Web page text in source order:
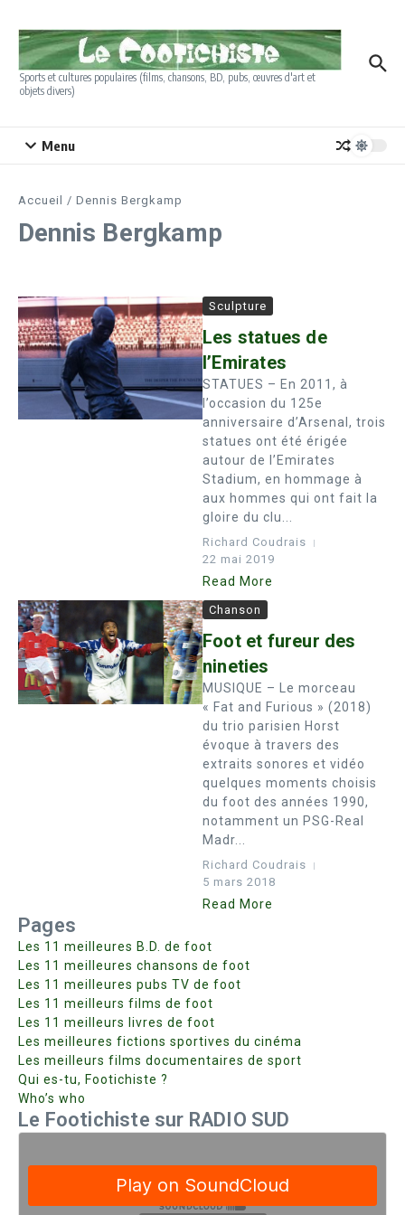
Sports et cultures populaires (films, chansons, BD, pubs, œuvres d'art et
objets divers)
Menu
Accueil / Dennis Bergkamp
Dennis Bergkamp
Sculpture
Les statues de
l’Emirates
STATUES – En 2011, à
l’occasion du 125e
anniversaire d’Arsenal, trois
statues ont été érigée
autour de l’Emirates
Stadium, en hommage à
aux hommes qui ont fait la
gloire du clu...
Richard Coudrais
22 mai 2019
Read More
Chanson
Foot et fureur des
nineties
MUSIQUE – Le morceau
« Fat and Furious » (2018)
du trio parisien Horst
évoque à travers des
extraits sonores et vidéo
quelques moments choisis
du foot des années 1990,
notamment un PSG-Real
Madr...
Richard Coudrais
5 mars 2018
Read More
Pages
Les 11 meilleures B.D. de foot
Les 11 meilleures chansons de foot
Les 11 meilleures pubs TV de foot
Les 11 meilleurs films de foot
Les 11 meilleurs livres de foot
Les meilleures fictions sportives du cinéma
Les meilleurs films documentaires de sport
Qui es-tu, Footichiste ?
Who’s who
Le Footichiste sur RADIO SUD